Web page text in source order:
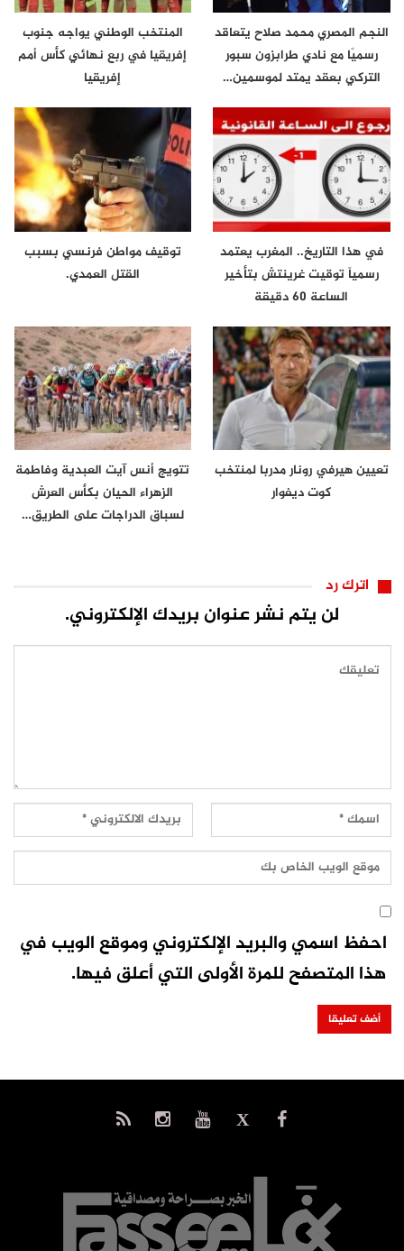
النجم المصري محمد صلاح يتعاقد
رسميًا مع نادي طرابزون سبور
التركي بعقد يمتد لموسمين…
المنتخب الوطني يواجه جنوب
إفريقيا في ربع نهائي كأس أمم
إفريقيا
في هذا التاريخ.. المغرب يعتمد
رسمياً توقيت غرينتش بتأخير
الساعة 60 دقيقة
توقيف مواطن فرنسي بسبب
القتل العمدي.
تعيين هيرفي رونار مدربا لمنتخب
كوت ديفوار
تتويج أنس آيت العبدية وفاطمة
الزهراء الحيان بكأس العرش
لسباق الدراجات على الطريق…
اترك رد
لن يتم نشر عنوان بريدك الإلكتروني.
احفظ اسمي والبريد الإلكتروني وموقع الويب في
هذا المتصفح للمرة الأولى التي أعلق فيها.